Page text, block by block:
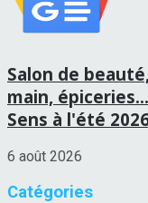
Salon de
main,
Sens à l'été
6 août 2026
Catégories